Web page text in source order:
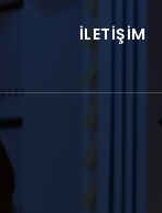
İLETIŞIM